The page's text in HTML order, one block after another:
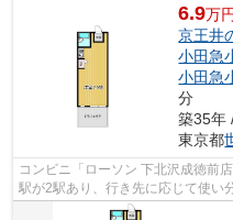
6.9万円
京王井
小田急
小田急
分
築35年
東京都
コンビニ「ローソン 下北沢成徳前
駅が2駅あり、行き先に応じて使い
クセス良好な駅近物件はいかがです